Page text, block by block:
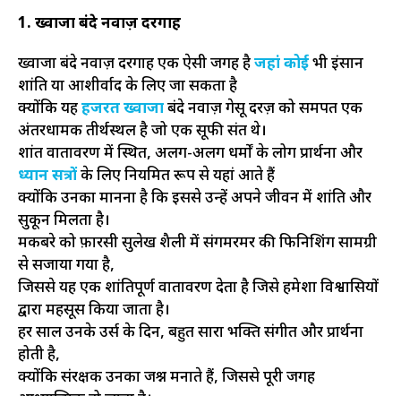
1. ख्वाजा बंदे नवाज़ दरगाह
ख्वाजा बंदे नवाज़ दरगाह एक ऐसी जगह हैजहां कोईभी इंसान
शांति या आशीर्वाद के लिए जा सकता है
क्योंकि यहहजरत ख्वाजाबंदे नवाज़ गेसू दरज़ को समर्पित एक
अंतरधार्मिक तीर्थस्थल है जो एक सूफी संत थे।
शांत वातावरण में स्थित, अलग-अलग धर्मों के लोग प्रार्थना और
ध्यान सत्रोंके लिए नियमित रूप से यहां आते हैं
क्योंकि उनका मानना ​​है कि इससे उन्हें अपने जीवन में शांति और
सुकून मिलता है।
मकबरे को फ़ारसी सुलेख शैली में संगमरमर की फिनिशिंग सामग्री
से सजाया गया है,
जिससे यह एक शांतिपूर्ण वातावरण देता है जिसे हमेशा विश्वासियों
द्वारा महसूस किया जाता है।
हर साल उनके उर्स के दिन, बहुत सारा भक्ति संगीत और प्रार्थना
होती है,
क्योंकि संरक्षक उनका जश्न मनाते हैं, जिससे पूरी जगह